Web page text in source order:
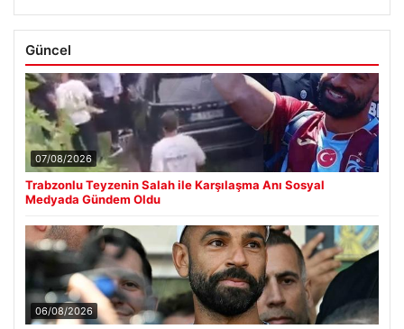
Güncel
07/08/2026
Trabzonlu Teyzenin Salah ile Karşılaşma Anı Sosyal
Medyada Gündem Oldu
06/08/2026